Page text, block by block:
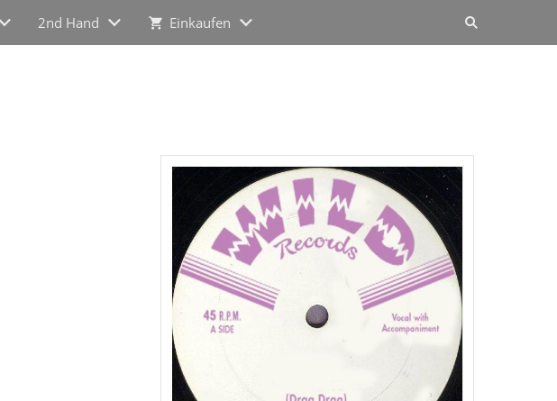
2nd Hand Einkaufen